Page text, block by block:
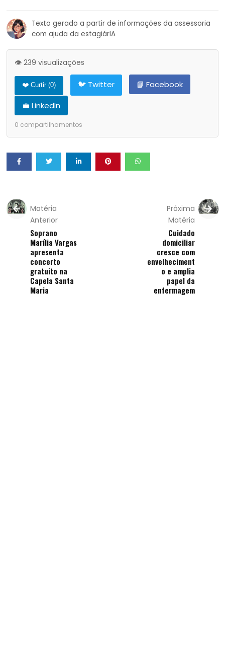
Texto gerado a partir de informações da assessoria
com ajuda da estagiárIA
👁️ 239 visualizações
❤️ Curtir (0) 🐦 Twitter
📘 Facebook
💼 LinkedIn
0 compartilhamentos
Matéria
Anterior
Soprano
Marília Vargas
apresenta
concerto
gratuito na
Capela Santa
Maria
Próxima
Matéria
Cuidado
domiciliar
cresce com
envelheciment
o e amplia
papel da
enfermagem